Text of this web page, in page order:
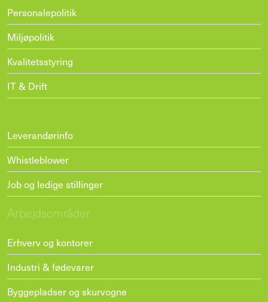
Personalepolitik
Miljøpolitik
Kvalitetsstyring
IT & Drift
Leverandørinfo
Whistleblower
Job og ledige stillinger
Arbejdsområder
Erhverv og kontorer
Industri & fødevarer
Byggepladser og skurvogne